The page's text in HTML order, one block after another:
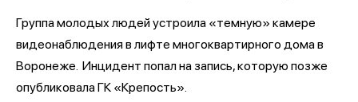
Группа молодых людей устроила «темную» камере
видеонаблюдения в лифте многоквартирного дома в
Воронеже. Инцидент попал на запись, которую позже
опубликовала ГК «Крепость».